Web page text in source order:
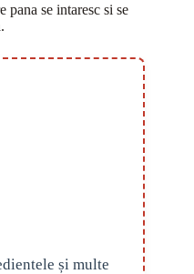
pana se intaresc si se
și multe